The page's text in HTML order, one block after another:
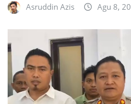
Asruddin Azis Agu 8,